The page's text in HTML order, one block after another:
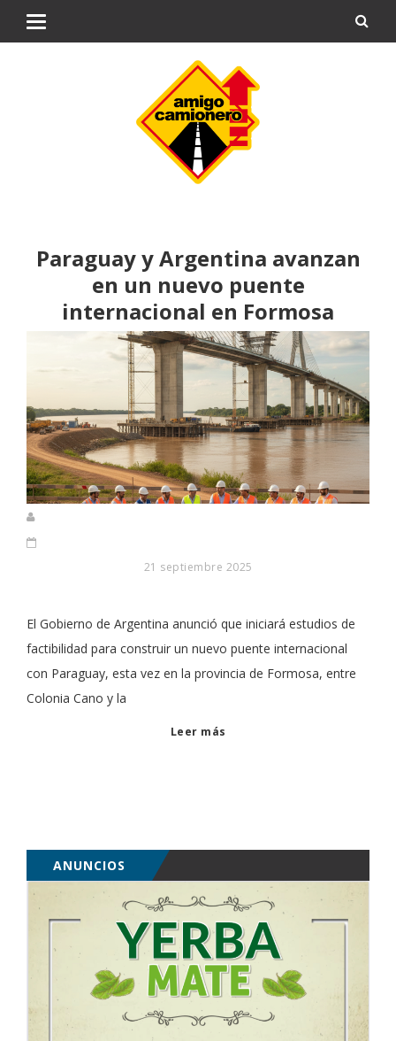
Paraguay y Argentina avanzan
en un nuevo puente
internacional en Formosa
21 septiembre 2025
El Gobierno de Argentina anunció que iniciará estudios de
factibilidad para construir un nuevo puente internacional
con Paraguay, esta vez en la provincia de Formosa, entre
Colonia Cano y la
Leer más
ANUNCIOS